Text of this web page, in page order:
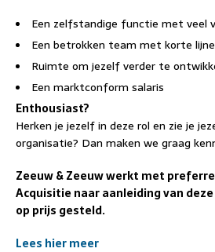
Een zelfstandige functie met veel
Een betrokken team met korte
Ruimte om jezelf verder te
Een marktconform salaris
Enthousiast?
Herken je jezelf in deze rol en zie je
organisatie? Dan maken we graag
Zeeuw & Zeeuw werkt met
Acquisitie naar aanleiding van
op prijs gesteld.
Lees hier meer